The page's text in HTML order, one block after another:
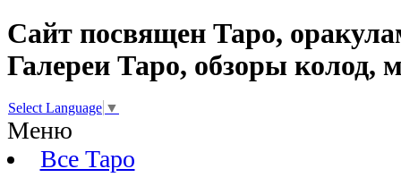
Сайт посвящен Таро,
Галереи Таро, обзоры колод,
Select Language ▼
Меню
Все Таро